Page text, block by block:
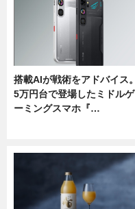
搭載AIが戦術をアドバイス。
5万円台で登場したミドルゲ
ーミングスマホ『…